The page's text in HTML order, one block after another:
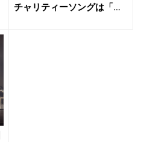
チャリティーソングは「僕